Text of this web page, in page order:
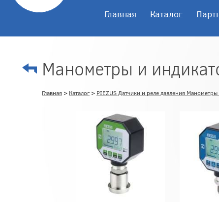
Главная Каталог
Манометры и
Главная > Каталог > PIEZUS Датчики и реле давления Манометры